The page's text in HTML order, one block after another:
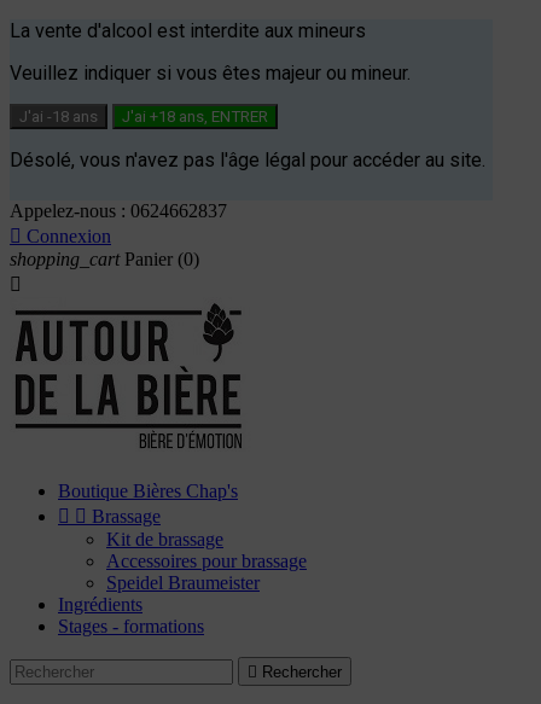
La vente d'alcool est interdite aux mineurs
Veuillez indiquer si vous êtes majeur ou mineur.
J'ai -18 ans J'ai +18 ans, ENTRER
Désolé, vous n'avez pas l'âge légal pour accéder au site.
Appelez-nous : 0624662837
 Connexion
shopping_cart Panier (0)

Boutique Bières Chap's
  Brassage
Kit de brassage
Accessoires pour brassage
Speidel Braumeister
Ingrédients
Stages - formations
 Rechercher